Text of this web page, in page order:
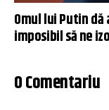
Omul lui Putin dă
imposibil să ne
0 Comentariu